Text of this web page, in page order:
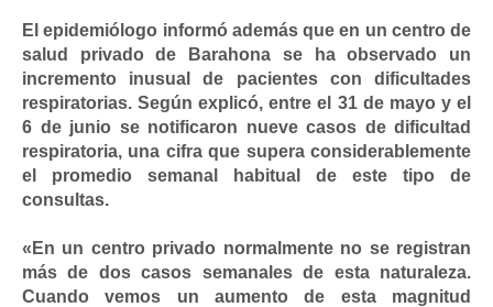
El epidemiólogo informó además que en un centro de
salud privado de Barahona se ha observado un
incremento inusual de pacientes con dificultades
respiratorias. Según explicó, entre el 31 de mayo y el
6 de junio se notificaron nueve casos de dificultad
respiratoria, una cifra que supera considerablemente
el promedio semanal habitual de este tipo de
consultas.
«En un centro privado normalmente no se registran
más de dos casos semanales de esta naturaleza.
Cuando vemos un aumento de esta magnitud